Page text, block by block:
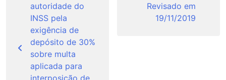
autoridade do
INSS pela
exigência de
depósito de 30%
sobre multa
aplicada para
Revisado em
19/11/2019